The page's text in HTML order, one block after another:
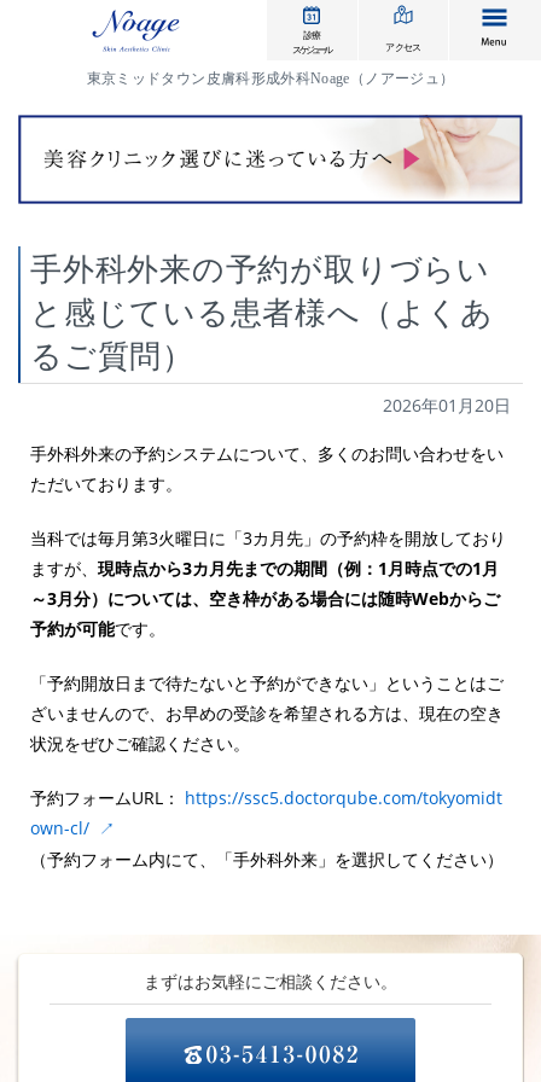
診療
スケジュール
アクセス
東京ミッドタウン皮膚科形成外科Noage（ノアージュ）
手外科外来の予約が取りづらい
と感じている患者様へ（よくあ
るご質問）
2026年01月20日
手外科外来の予約システムについて、多くのお問い合わせをい
ただいております。
当科では毎月第3火曜日に「3カ月先」の予約枠を開放しており
ますが、 現時点から3カ月先までの期間（例：1月時点での1月
～3月分）については、空き枠がある場合には随時Webからご
予約が可能です。
「予約開放日まで待たないと予約ができない」ということはご
ざいませんので、お早めの受診を希望される方は、現在の空き
状況をぜひご確認ください。
予約フォームURL： https://ssc5.doctorqube.com/tokyomidt
own-cl/ ↗
（予約フォーム内にて、「手外科外来」を選択してください）
まずはお気軽にご相談ください。